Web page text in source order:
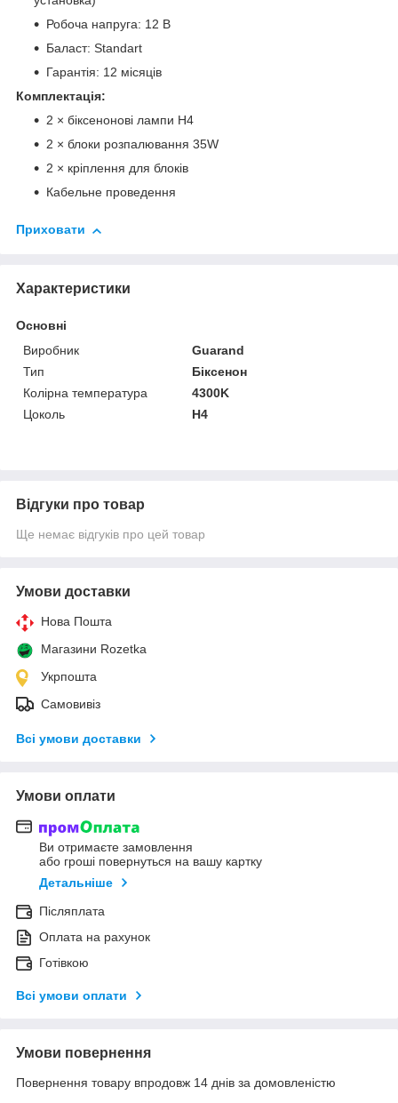
Робоча напруга: 12 В
Баласт: Standart
Гарантія: 12 місяців
Комплектація:
2 × біксенонові лампи H4
2 × блоки розпалювання 35W
2 × кріплення для блоків
Кабельне проведення
Приховати
Характеристики
Основні
Виробник
Guarand
Тип
Біксенон
Колірна температура
4300K
Цоколь
H4
Відгуки про товар
Ще немає відгуків про цей товар
Умови доставки
Нова Пошта
Магазини Rozetka
Укрпошта
Самовивіз
Всі умови доставки
Умови оплати
Ви отримаєте замовлення
або гроші повернуться на вашу картку
Детальніше
Післяплата
Оплата на рахунок
Готівкою
Всі умови оплати
Умови повернення
Повернення товару впродовж 14 днів за домовленістю